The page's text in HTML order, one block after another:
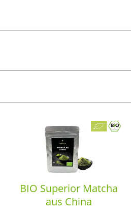
BIO Superior Matcha
aus China